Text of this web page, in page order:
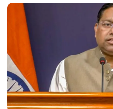
केंद्र बन गई है.